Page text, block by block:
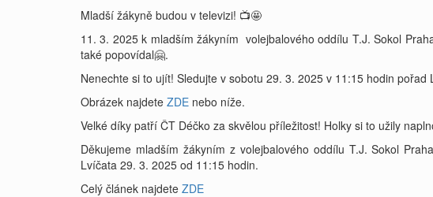
Mladší žákyně budou v televizi! 📺🤩
11. 3. 2025 k mladším žákyním volejbalového oddílu T.J. Sokol
také popovídal🤗.
Nenechte si to ujít! Sledujte v sobotu 29. 3. 2025 v 11:15 hodin
Obrázek najdete ZDE nebo níže.
Velké díky patří ČT Déčko za skvělou příležitost! Holky si to užily
Děkujeme mladším žákyním z volejbalového oddílu T.J. Sokol
Lvíčata 29. 3. 2025 od 11:15 hodin.
Celý článek najdete ZDE